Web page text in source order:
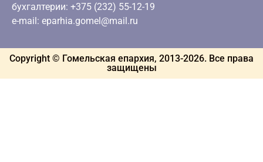
бухгалтерии: +375 (232) 55-12-19
e-mail: eparhia.gomel@mail.ru
Copyright © Гомельская епархия, 2013-2026. Все права
защищены